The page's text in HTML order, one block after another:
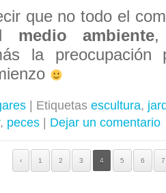
que no todo el
medio ambiente,
la
Etiquetas escultura,
, peces Dejar un comentario
‹ 1 2 3 4 5 6 7